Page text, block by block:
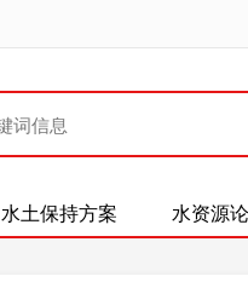
水土保持方案 水资源